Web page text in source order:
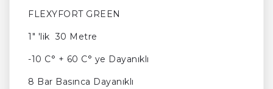
FLEXYFORT GREEN
1" 'lik 30 Metre
-10 C° + 60 C° ye Dayanıklı
8 Bar Basınca Dayanıklı